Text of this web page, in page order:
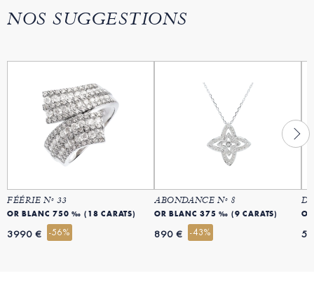
NOS SUGGESTIONS
FÉÉRIE Nº 33
OR BLANC 750 ‰ (18 CARATS)
3990 € -56%
ABONDANCE Nº 8
OR BLANC 375 ‰ (9 CARATS)
890 € -43%